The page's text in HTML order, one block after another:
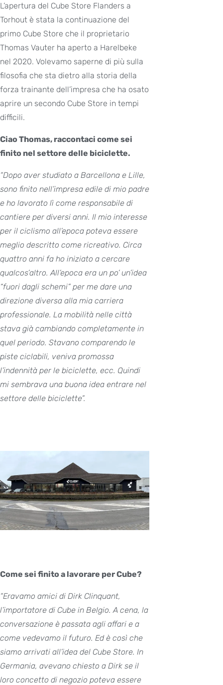
L’apertura del Cube Store Flanders a
Torhout è stata la continuazione del
primo Cube Store che il proprietario
Thomas Vauter ha aperto a Harelbeke
nel 2020. Volevamo saperne di più sulla
filosofia che sta dietro alla storia della
forza trainante dell’impresa che ha osato
aprire un secondo Cube Store in tempi
difficili.
Ciao Thomas, raccontaci come sei
finito nel settore delle biciclette.
“Dopo aver studiato a Barcellona e Lille,
sono finito nell’impresa edile di mio padre
e ho lavorato lì come responsabile di
cantiere per diversi anni. Il mio interesse
per il ciclismo all’epoca poteva essere
meglio descritto come ricreativo. Circa
quattro anni fa ho iniziato a cercare
qualcos’altro. All’epoca era un po’ un’idea
“fuori dagli schemi” per me dare una
direzione diversa alla mia carriera
professionale. La mobilità nelle città
stava già cambiando completamente in
quel periodo. Stavano comparendo le
piste ciclabili, veniva promossa
l’indennità per le biciclette, ecc. Quindi
mi sembrava una buona idea entrare nel
settore delle biciclette”.
Come sei finito a lavorare per Cube?
“Eravamo amici di Dirk Clinquant,
l’importatore di Cube in Belgio. A cena, la
conversazione è passata agli affari e a
come vedevamo il futuro. Ed è così che
siamo arrivati all’idea del Cube Store. In
Germania, avevano chiesto a Dirk se il
loro concetto di negozio poteva essere